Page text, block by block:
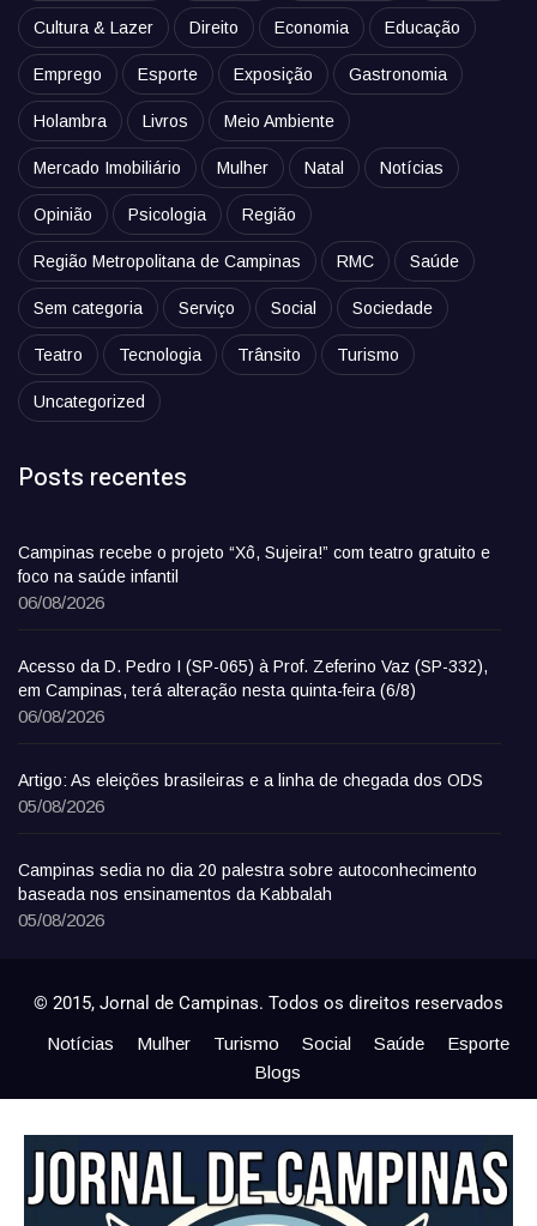
Cultura & Lazer Direito Economia Educação
Emprego Esporte Exposição Gastronomia
Holambra Livros Meio Ambiente
Mercado Imobiliário Mulher Natal Notícias
Opinião Psicologia Região
Região Metropolitana de Campinas RMC Saúde
Sem categoria Serviço Social Sociedade
Teatro Tecnologia Trânsito Turismo
Uncategorized
Posts recentes
Campinas recebe o projeto “Xô, Sujeira!” com teatro gratuito e
foco na saúde infantil
06/08/2026
Acesso da D. Pedro I (SP-065) à Prof. Zeferino Vaz (SP-332),
em Campinas, terá alteração nesta quinta-feira (6/8)
06/08/2026
Artigo: As eleições brasileiras e a linha de chegada dos ODS
05/08/2026
Campinas sedia no dia 20 palestra sobre autoconhecimento
baseada nos ensinamentos da Kabbalah
05/08/2026
© 2015, Jornal de Campinas. Todos os direitos reservados
Notícias Mulher Turismo Social Saúde
Esporte
Blogs